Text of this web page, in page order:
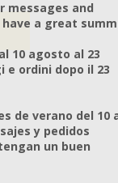
messages and
a great
10 agosto al 23
e ordini dopo il 23
de verano del 10
y pedidos
un buen